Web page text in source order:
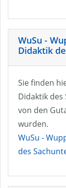
WuSu -
Didaktik
Sie finden
Didaktik
von den
wurden.
WuSu -
des